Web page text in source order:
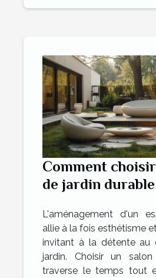
Comment
de jardin
L'aménagement d'un
allie à la fois esthétisme
invitant à la détente
jardin. Choisir un
traverse le temps tout